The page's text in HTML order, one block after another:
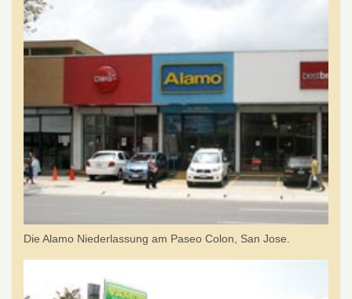
Die Alamo Niederlassung am Paseo Colon, San Jose.